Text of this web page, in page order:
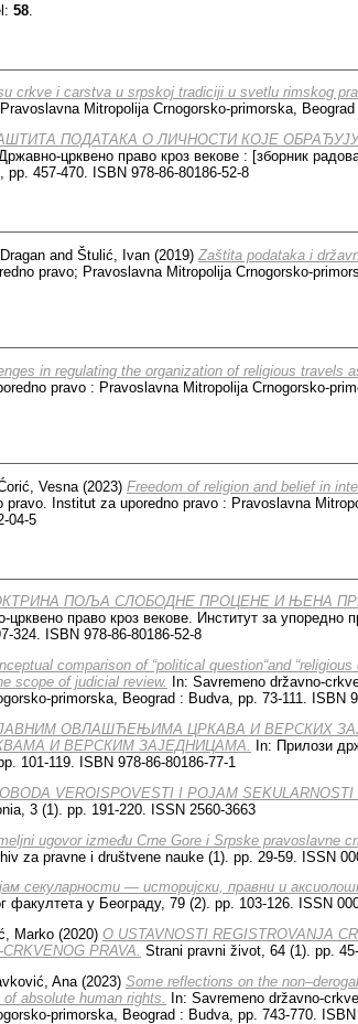
58
crkve i carstva u srpskoj tradiciji u svetlu rimskog
Mitropolija Crnogorsko-primorska,
ПОДАТАКА О ЛИЧНОСТИ КОЈЕ
црквено право кроз векове : [зборник
pp. 457-470. ISBN 978-86-80186-52-8
and Štulić, Ivan (2019) Zaštita podataka i
pravo; Pravoslavna Mitropolija Crnogorsko-
in regulating the organization of religious travels
pravo : Pravoslavna Mitropolija Crnogorsko-
Vesna (2023) Freedom of religion and belief in
pravo. Institut za uporedno pravo : Pravoslavna
04-5
ПОЉА СЛОБОДНЕ ПРОЦЕНЕ И ЊЕНА
црквено право кроз векове. Институт за упоредно
324. ISBN 978-86-80186-52-8
comparison of “political question“and
scope of judicial review.
In: Savremeno državno-
primorska, Beograd : Budva, pp. 73-111. ISBN
ОВЛАШЋЕЊИМА ЦРКАВА И ВЕРСКИХ
И ВЕРСКИМ ЗАЈЕДНИЦАМА.
In: Прилози
101-119. ISBN 978-86-80186-77-1
VEROISPOVESTI I POJAM
3 (1). pp. 191-220. ISSN 2560-3663
ugovor između Crne Gore i Srpske pravoslavne
za pravne i društvene nauke (1). pp. 29-59. ISSN
секуларности — историјски, правни и
факултета у Београду, 79 (2). pp. 103-126. ISSN
Marko (2020) O USTAVNOSTI REGISTROVANJA
PRAVA. Strani pravni život, 64 (1). pp.
Ana (2023) Some reflections on the
absolute human rights.
In: Savremeno državno-
primorska, Beograd : Budva, pp. 743-770. ISBN